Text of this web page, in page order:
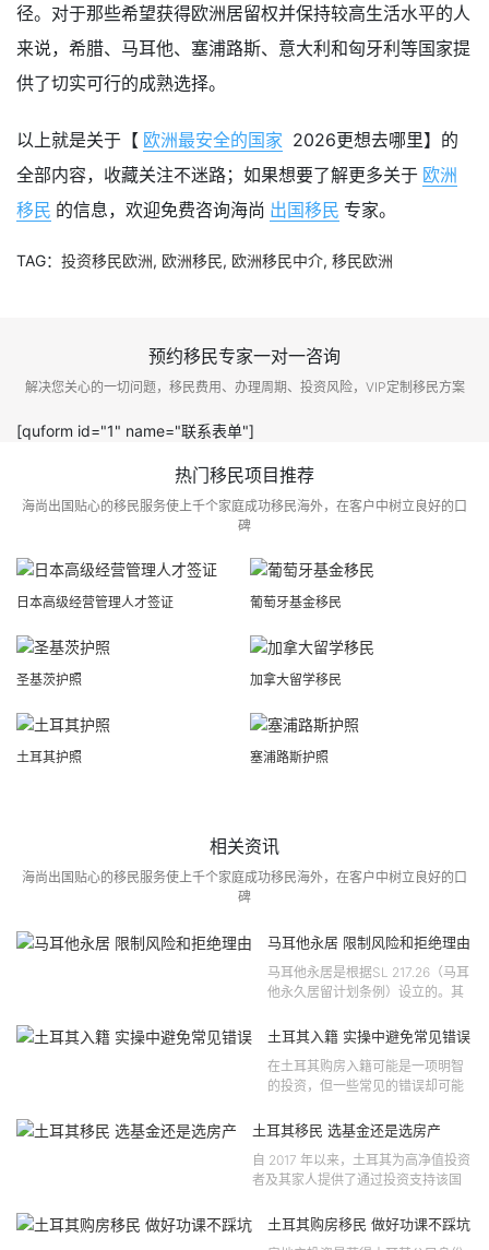
径。对于那些希望获得欧洲居留权并保持较高生活水平的人
来说，希腊、马耳他、塞浦路斯、意大利和匈牙利等国家提
供了切实可行的成熟选择。
以上就是关于【 欧洲最安全的国家 2026更想去哪里】的
全部内容，收藏关注不迷路；如果想要了解更多关于 欧洲
移民 的信息，欢迎免费咨询海尚 出国移民 专家。
TAG： 投资移民欧洲, 欧洲移民, 欧洲移民中介, 移民欧洲
预约移民专家一对一咨询
解决您关心的一切问题，移民费用、办理周期、投资风险，VIP定制移民方案
[quform id="1" name="联系表单"]
热门移民项目推荐
海尚出国贴心的移民服务使上千个家庭成功移民海外，在客户中树立良好的口
碑
日本高级经营管理人才签证 葡萄牙基金移民
圣基茨护照 加拿大留学移民
土耳其护照 塞浦路斯护照
相关资讯
海尚出国贴心的移民服务使上千个家庭成功移民海外，在客户中树立良好的口
碑
马耳他永居 限制风险和拒绝理由
马耳他永居是根据SL 217.26（马耳
他永久居留计划条例）设立的。其
121 号法律公告，并随后根据2024
土耳其入籍 实操中避免常见错误
在土耳其购房入籍可能是一项明智
的投资，但一些常见的错误却可能
失。许多投资者轻信营销宣传或不
土耳其移民 选基金还是选房产
自 2017 年以来，土耳其为高净值投资
者及其家人提供了通过投资支持该国
会。 该计划的一大亮点在于其涵盖广
土耳其购房移民 做好功课不踩坑